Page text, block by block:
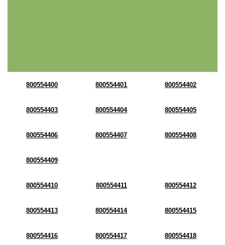
800554400 800554401 800554402
800554403 800554404 800554405
800554406 800554407 800554408
800554409
800554410 800554411 800554412
800554413 800554414 800554415
800554416 800554417 800554418